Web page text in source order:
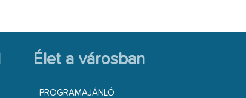
Élet a városban
PROGRAMAJÁNLÓ